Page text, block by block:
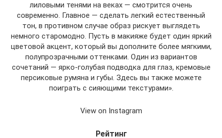
лиловыми тенями на веках — смотрится очень
современно. Главное — сделать легкий естественный
тон, в противном случае образ рискует выглядеть
немного старомодно. Пусть в макияже будет один яркий
цветовой акцент, который вы дополните более мягкими,
полупрозрачными оттенками. Один из вариантов
сочетаний — ярко-голубая подводка для глаз, кремовые
персиковые румяна и губы. Здесь вы также можете
поиграть с сияющими текстурами».
View on Instagram
Рейтинг